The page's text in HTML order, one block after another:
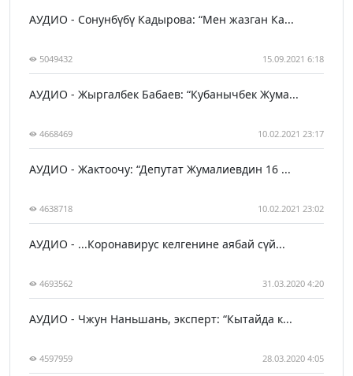
АУДИО - Сонунбүбү Кадырова: “Мен жазган Ка...
5049432 15.09.2021 6:18
АУДИО - Жыргалбек Бабаев: “Кубанычбек Жума...
4668469 10.02.2021 23:17
АУДИО - Жактоочу: “Депутат Жумалиевдин 16 ...
4638718 10.02.2021 23:02
АУДИО - ...Коронавирус келгенине аябай сүй...
4693562 31.03.2020 4:20
АУДИО - Чжун Наньшань, эксперт: “Кытайда к...
4597959 28.03.2020 4:05